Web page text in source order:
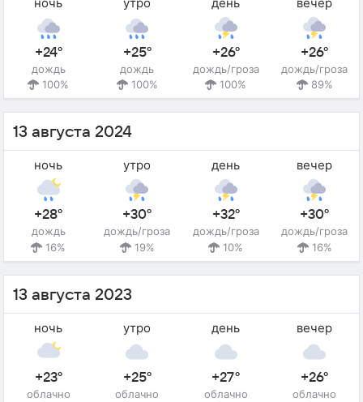
+24°
дождь
100%
+25°
дождь
100%
+26°
дождь/гроза
100%
+26°
дождь/гроза
89%
13 августа 2024
ночь
+28°
дождь
16%
утро
+30°
дождь/гроза
19%
день
+32°
дождь/гроза
10%
вечер
+30°
дождь/гроза
16%
13 августа 2023
ночь
+23°
облачно
утро
+25°
облачно
день
+27°
облачно
вечер
+26°
облачно